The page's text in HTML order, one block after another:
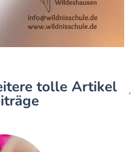
tolle Artikel